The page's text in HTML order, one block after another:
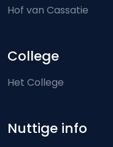
Hof van Cassatie
College
Het College
Nuttige info